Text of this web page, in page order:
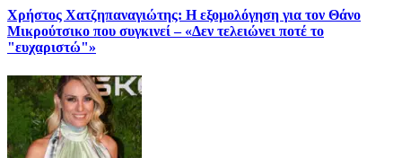
Χρήστος Χατζηπαναγιώτης: Η εξομολόγηση για τον Θάνο
Μικρούτσικο που συγκινεί – «Δεν τελειώνει ποτέ το
"ευχαριστώ"»